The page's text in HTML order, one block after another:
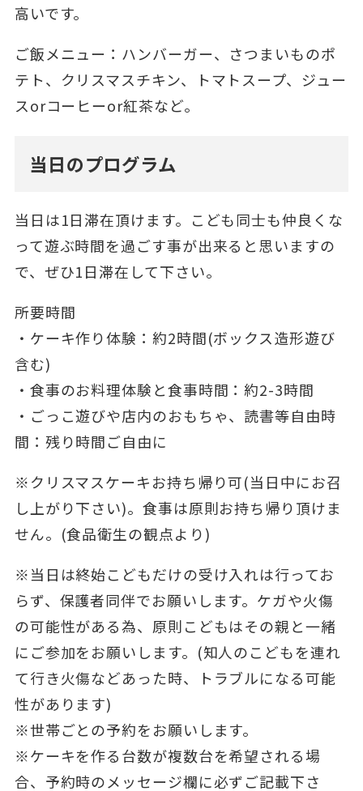
高いです。
ご飯メニュー：ハンバーガー、さつまいものポ
テト、クリスマスチキン、トマトスープ、ジュー
スorコーヒーor紅茶など。
当日のプログラム
当日は1日滞在頂けます。こども同士も仲良くな
って遊ぶ時間を過ごす事が出来ると思いますの
で、ぜひ1日滞在して下さい。
所要時間
・ケーキ作り体験：約2時間(ボックス造形遊び
含む)
・食事のお料理体験と食事時間：約2-3時間
・ごっこ遊びや店内のおもちゃ、読書等自由時
間：残り時間ご自由に
※クリスマスケーキお持ち帰り可(当日中にお召
し上がり下さい)。食事は原則お持ち帰り頂けま
せん。(食品衛生の観点より)
※当日は終始こどもだけの受け入れは行ってお
らず、保護者同伴でお願いします。ケガや火傷
の可能性がある為、原則こどもはその親と一緒
にご参加をお願いします。(知人のこどもを連れ
て行き火傷などあった時、トラブルになる可能
性があります)
※世帯ごとの予約をお願いします。
※ケーキを作る台数が複数台を希望される場
合、予約時のメッセージ欄に必ずご記載下さ